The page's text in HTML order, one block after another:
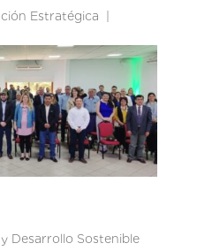
Estratégica
Desarrollo Sostenible